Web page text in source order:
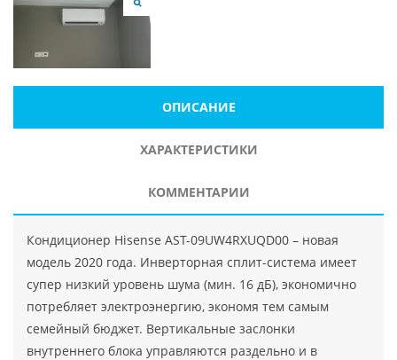
ОПИСАНИЕ
ХАРАКТЕРИСТИКИ
КОММЕНТАРИИ
Кондиционер Hisense AST-09UW4RXUQD00 – новая
модель 2020 года. Инверторная сплит-система имеет
супер низкий уровень шума (мин. 16 дБ), экономично
потребляет электроэнергию, экономя тем самым
семейный бюджет. Вертикальные заслонки
внутреннего блока управляются раздельно и в